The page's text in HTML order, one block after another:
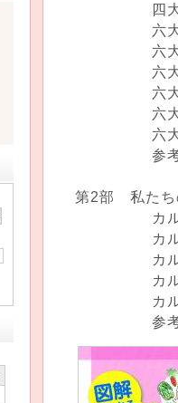
四大原則
六大法
六大法則
六大法則③
六大法則④
六大法則⑤
六大法則⑥
参考 潜在
第2部 私たち
カルテ①
カルテ②
カルテ③弱
カルテ④
カルテ⑤体
参考 潜